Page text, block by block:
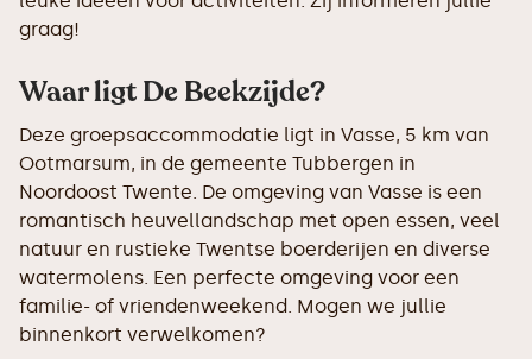
graag!
Waar ligt De Beekzijde?
Deze groepsaccommodatie ligt in Vasse, 5 km van
Ootmarsum, in de gemeente Tubbergen in
Noordoost Twente. De omgeving van Vasse is een
romantisch heuvellandschap met open essen, veel
natuur en rustieke Twentse boerderijen en diverse
watermolens. Een perfecte omgeving voor een
familie- of vriendenweekend. Mogen we jullie
binnenkort verwelkomen?